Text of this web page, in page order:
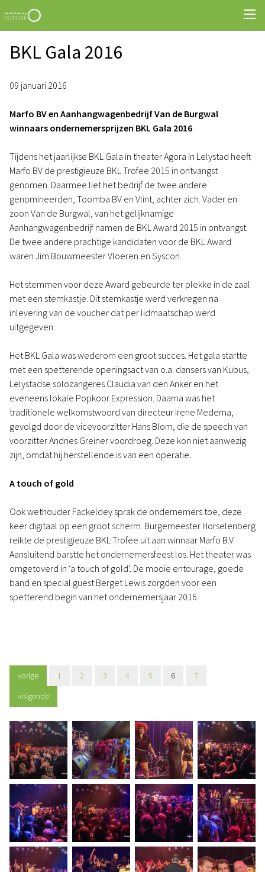
BKL Gala 2016
09 januari 2016
Marfo BV en Aanhangwagenbedrijf Van de Burgwal
winnaars ondernemersprijzen BKL Gala 2016
Tijdens het jaarlijkse BKL Gala in theater Agora in Lelystad heeft
Marfo BV de prestigieuze BKL Trofee 2015 in ontvangst
genomen. Daarmee liet het bedrijf de twee andere
genomineerden, Toomba BV en Vlint, achter zich. Vader en
zoon Van de Burgwal, van het gelijknamige
Aanhangwagenbedrijf namen de BKL Award 2015 in ontvangst.
De twee andere prachtige kandidaten voor de BKL Award
waren Jim Bouwmeester Vloeren en Syscon.
Het stemmen voor deze Award gebeurde ter plekke in de zaal
met een stemkastje. Dit stemkastje werd verkregen na
inlevering van de voucher dat per lidmaatschap werd
uitgegeven.
Het BKL Gala was wederom een groot succes. Het gala startte
met een spetterende openingsact van o.a. dansers van Kubus,
Lelystadse solozangeres Claudia van den Anker en het
eveneens lokale Popkoor Expression. Daarna was het
traditionele welkomstwoord van directeur Irene Medema,
gevolgd door de vicevoorzitter Hans Blom, die de speech van
voorzitter Andries Greiner voordroeg. Deze kon niet aanwezig
zijn, omdat hij herstellende is van een operatie.
A touch of gold
Ook wethouder Fackeldey sprak de ondernemers toe, deze
keer digitaal op een groot scherm. Burgemeester Horselenberg
reikte de prestigieuze BKL Trofee uit aan winnaar Marfo B.V.
Aansluitend barstte het ondernemersfeest los. Het theater was
omgetoverd in ‘a touch of gold’. De mooie entourage, goede
band en special guest Berget Lewis zorgden voor een
spetterend begin van het ondernemersjaar 2016.
vorige 1 2 3 4 5 6
7
volgende